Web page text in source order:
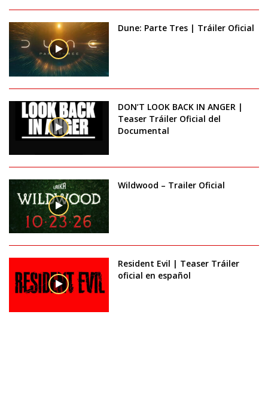
Dune: Parte Tres | Tráiler Oficial
DON’T LOOK BACK IN ANGER |
Teaser Tráiler Oficial del
Documental
Wildwood – Trailer Oficial
Resident Evil | Teaser Tráiler
oficial en español